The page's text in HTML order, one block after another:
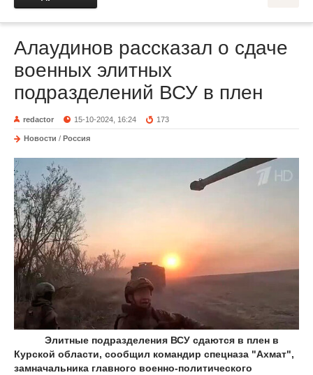
Алаудинов рассказал о сдаче
военных элитных
подразделений ВСУ в плен
redactor 15-10-2024, 16:24 173
Новости / Россия
Элитные подразделения ВСУ сдаются в плен в
Курской области, сообщил командир спецназа "Ахмат",
замначальника главного военно-политического